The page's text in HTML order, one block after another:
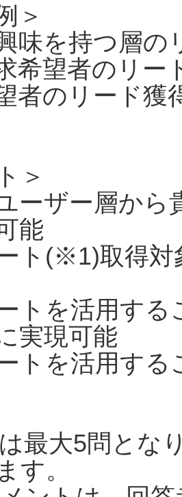
＞
味を持つ層の
希望者のリー
者のリード獲
＞
ーザー層か
能
ト(※1)取得
トを活用す
実現可能
トを活用す
最大5問とな
す。